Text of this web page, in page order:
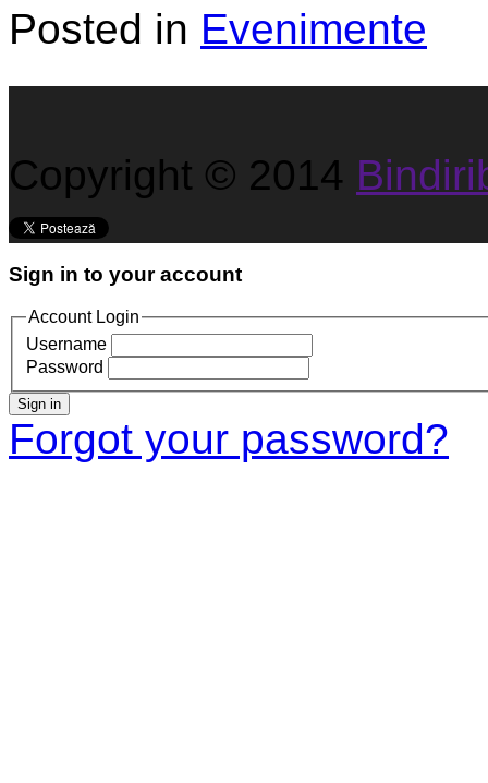
Posted in Evenimente
Copyright © 2014
Sign in to your account
Account Login
Username
Password
Sign in
Forgot your password?